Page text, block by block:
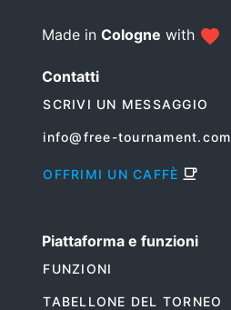
Made in Cologne with
Contatti
SCRIVI UN MESSAGGIO
info@free-tournament.com
OFFRIMI UN CAFFÈ
Piattaforma e funzioni
FUNZIONI
TABELLONE DEL TORNEO